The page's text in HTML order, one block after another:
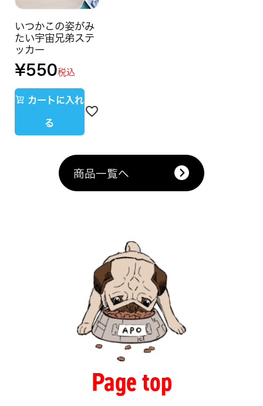
いつかこの姿がみ
たい宇宙兄弟ステ
ッカー
¥550税込
カートに入れ
る
商品一覧へ
Page top